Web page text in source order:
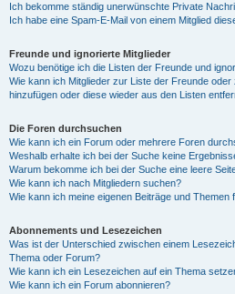
Ich bekomme ständig unerwünschte Private
Ich habe eine Spam-E-Mail von einem Mitglied
Freunde und ignorierte Mitglieder
Wozu benötige ich die Listen der Freunde und
Wie kann ich Mitglieder zur Liste der Freunde
hinzufügen oder diese wieder aus den Listen
Die Foren durchsuchen
Wie kann ich ein Forum oder mehrere Foren
Weshalb erhalte ich bei der Suche keine
Warum bekomme ich bei der Suche eine leere
Wie kann ich nach Mitgliedern suchen?
Wie kann ich meine eigenen Beiträge und Themen
Abonnements und Lesezeichen
Was ist der Unterschied zwischen einem
Thema oder Forum?
Wie kann ich ein Lesezeichen auf ein Thema
Wie kann ich ein Forum abonnieren?